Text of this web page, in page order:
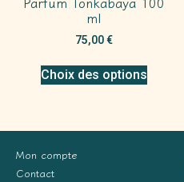
ml
75,00€
Choix des options
Mon compte
Contact